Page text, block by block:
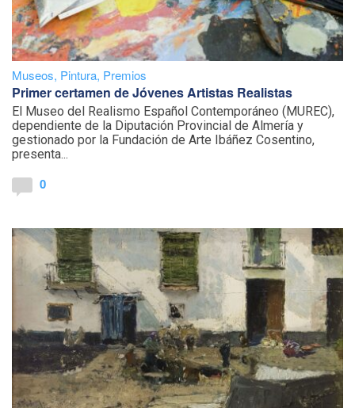
Museos, Pintura, Premios
Primer certamen de Jóvenes Artistas Realistas
El Museo del Realismo Español Contemporáneo (MUREC),
dependiente de la Diputación Provincial de Almería y
gestionado por la Fundación de Arte Ibáñez Cosentino,
presenta...
0